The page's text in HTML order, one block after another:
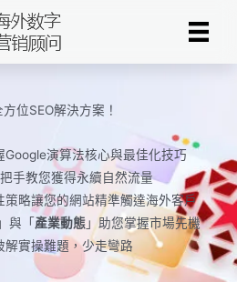
位SEO解決方案！
Google演算法核心與最佳化技巧
手教您獲得永續自然流量
策略讓您的網站精準觸達海外客戶
與「 產業動態」助您掌握市場先機
解實操難題，少走彎路